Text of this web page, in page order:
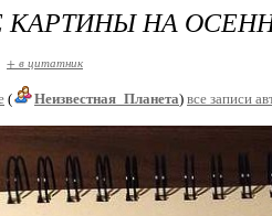
КАРТИНЫ НА
+ в цитатник
( Неизвестная_Планета) все записи